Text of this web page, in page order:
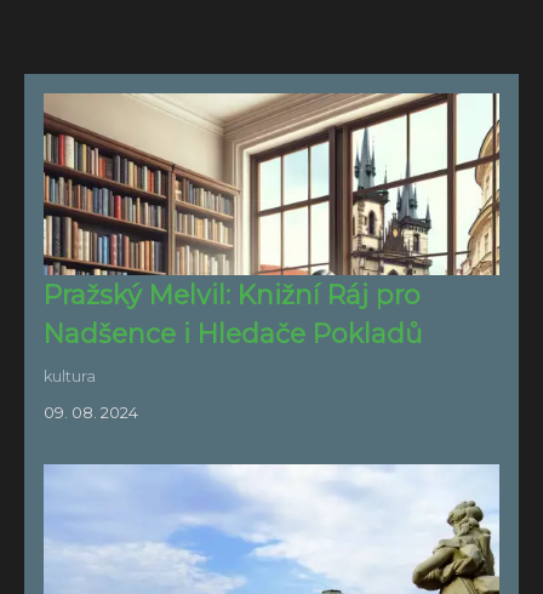
Pražský Melvil: Knižní Ráj pro
Nadšence i Hledače Pokladů
kultura
09. 08. 2024